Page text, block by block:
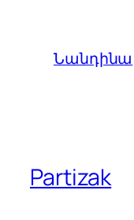
Նանդինա
Partizak